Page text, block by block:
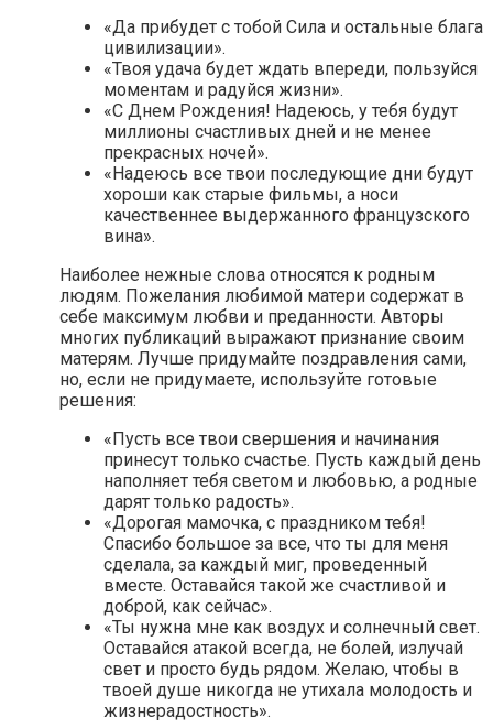
«Да прибудет с тобой Сила и остальные блага
цивилизации».
«Твоя удача будет ждать впереди, пользуйся
моментам и радуйся жизни».
«С Днем Рождения! Надеюсь, у тебя будут
миллионы счастливых дней и не менее
прекрасных ночей».
«Надеюсь все твои последующие дни будут
хороши как старые фильмы, а носи
качественнее выдержанного французского
вина».
Наиболее нежные слова относятся к родным
людям. Пожелания любимой матери содержат в
себе максимум любви и преданности. Авторы
многих публикаций выражают признание своим
матерям. Лучше придумайте поздравления сами,
но, если не придумаете, используйте готовые
решения:
«Пусть все твои свершения и начинания
принесут только счастье. Пусть каждый день
наполняет тебя светом и любовью, а родные
дарят только радость».
«Дорогая мамочка, с праздником тебя!
Спасибо большое за все, что ты для меня
сделала, за каждый миг, проведенный
вместе. Оставайся такой же счастливой и
доброй, как сейчас».
«Ты нужна мне как воздух и солнечный свет.
Оставайся атакой всегда, не болей, излучай
свет и просто будь рядом. Желаю, чтобы в
твоей душе никогда не утихала молодость и
жизнерадостность».